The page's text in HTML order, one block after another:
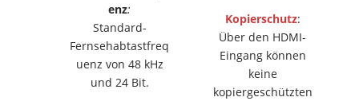
enz:
Standard-
Fernsehabtastfreq
uenz von 48 kHz
und 24 Bit.
Kopierschutz:
Über den HDMI-
Eingang können
keine
kopiergeschützten